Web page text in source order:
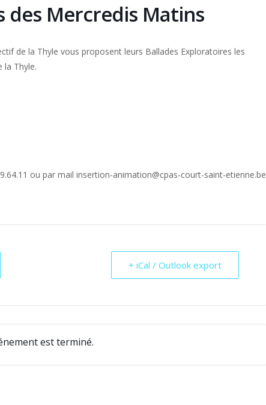
des Mercredis Matins
de la Thyle vous proposent leurs Ballades Exploratoires les
la Thyle.
ou par mail insertion-animation@cpas-court-saint-etienne.be
+ iCal / Outlook export
est terminé.